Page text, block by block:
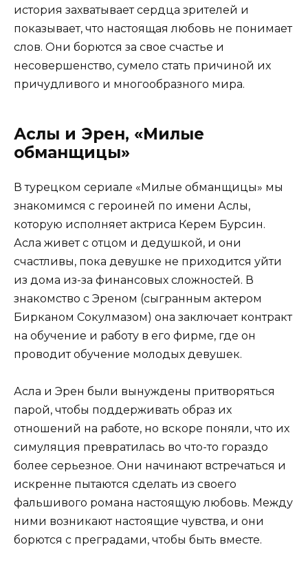
история захватывает сердца зрителей и
показывает, что настоящая любовь не понимает
слов. Они борются за свое счастье и
несовершенство, сумело стать причиной их
причудливого и многообразного мира.
Аслы и Эрен, «Милые
обманщицы»
В турецком сериале «Милые обманщицы» мы
знакомимся с героиней по имени Аслы,
которую исполняет актриса Керем Бурсин.
Асла живет с отцом и дедушкой, и они
счастливы, пока девушке не приходится уйти
из дома из-за финансовых сложностей. В
знакомство с Эреном (сыгранным актером
Бирканом Сокулмазом) она заключает контракт
на обучение и работу в его фирме, где он
проводит обучение молодых девушек.
Асла и Эрен были вынуждены притворяться
парой, чтобы поддерживать образ их
отношений на работе, но вскоре поняли, что их
симуляция превратилась во что-то гораздо
более серьезное. Они начинают встречаться и
искренне пытаются сделать из своего
фальшивого романа настоящую любовь. Между
ними возникают настоящие чувства, и они
борются с преградами, чтобы быть вместе.